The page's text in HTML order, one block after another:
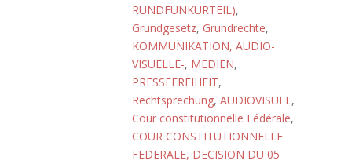
RUNDFUNKURTEIL),
Grundgesetz, Grundrechte,
KOMMUNIKATION, AUDIO-
VISUELLE-, MEDIEN,
PRESSEFREIHEIT,
Rechtsprechung, AUDIOVISUEL,
Cour constitutionnelle Fédérale,
COUR CONSTITUTIONNELLE
FEDERALE, DECISION DU 05